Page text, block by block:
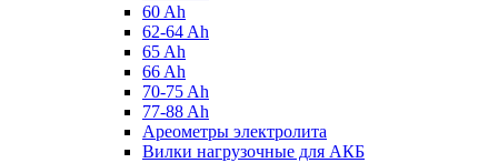
60 Ah
62-64 Ah
65 Ah
66 Ah
70-75 Ah
77-88 Ah
Ареометры электролита
Вилки нагрузочные для АКБ